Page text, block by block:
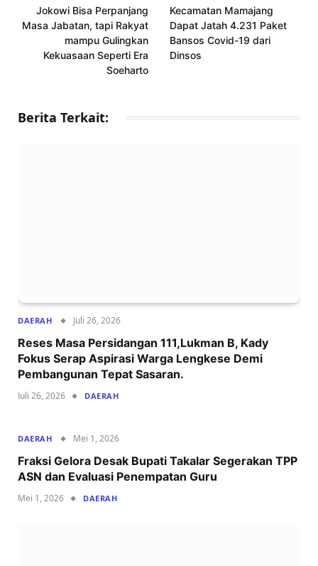
Jokowi Bisa Perpanjang
Masa Jabatan, tapi Rakyat
mampu Gulingkan
Kekuasaan Seperti Era
Soeharto
Kecamatan Mamajang
Dapat Jatah 4.231 Paket
Bansos Covid-19 dari
Dinsos
Berita Terkait:
DAERAH Juli 26, 2026
Reses Masa Persidangan 111,Lukman B, Kady
Fokus Serap Aspirasi Warga Lengkese Demi
Pembangunan Tepat Sasaran.
Juli 26, 2026 DAERAH
DAERAH Mei 1, 2026
Fraksi Gelora Desak Bupati Takalar Segerakan TPP
ASN dan Evaluasi Penempatan Guru
Mei 1, 2026 DAERAH